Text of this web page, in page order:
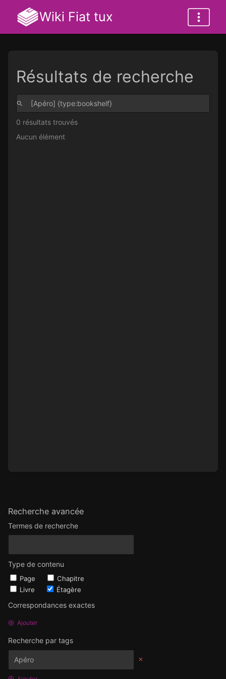
Wiki Fiat tux
Recherche avancée
Termes de recherche
Type de contenu
Page
Chapitre
Livre
Étagère
Correspondances exactes
Ajouter
Recherche par tags
Résultats de recherche
0 résultats trouvés
Aucun élément